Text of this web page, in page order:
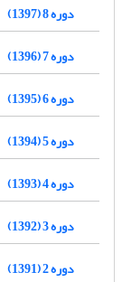
دوره 8 (1397)
دوره 7 (1396)
دوره 6 (1395)
دوره 5 (1394)
دوره 4 (1393)
دوره 3 (1392)
دوره 2 (1391)